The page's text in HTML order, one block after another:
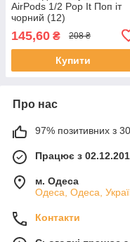
AirPods 1/2 Pop It Поп іт
чорний (12)
145,60 ₴ 208 ₴
Купити
Про нас
97% позитивних з 30
Працює з
м. Одеса
Одеса, Одеса,
Контакти